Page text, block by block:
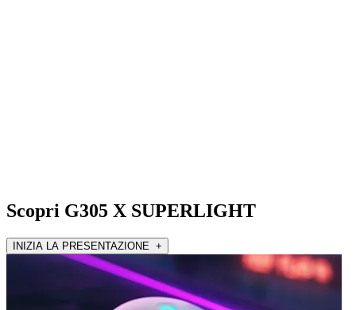
Scopri G305 X SUPERLIGHT
INIZIA LA PRESENTAZIONE +